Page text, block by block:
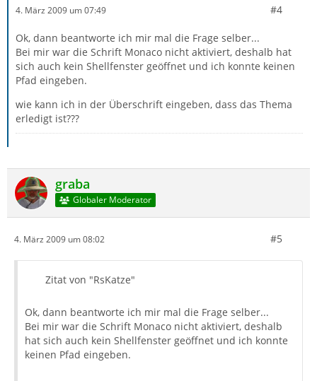
4. März 2009 um 07:49 #4
Ok, dann beantworte ich mir mal die Frage selber...
Bei mir war die Schrift Monaco nicht aktiviert, deshalb hat
sich auch kein Shellfenster geöffnet und ich konnte keinen
Pfad eingeben.
wie kann ich in der Überschrift eingeben, dass das Thema
erledigt ist???
graba
Globaler Moderator
4. März 2009 um 08:02 #5
Zitat von "RsKatze"
Ok, dann beantworte ich mir mal die Frage selber...
Bei mir war die Schrift Monaco nicht aktiviert, deshalb
hat sich auch kein Shellfenster geöffnet und ich konnte
keinen Pfad eingeben.